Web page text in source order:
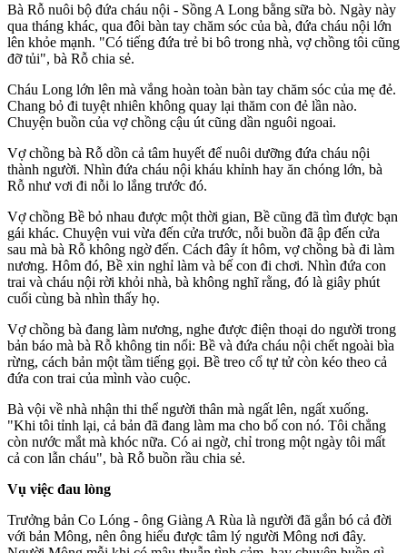
Bà Rỗ nuôi bộ đứa cháu nội - Sồng A Long bằng sữa bò. Ngày này
qua tháng khác, qua đôi bàn tay chăm sóc của bà, đứa cháu nội lớn
lên khỏe mạnh. "Có tiếng đứa trẻ bi bô trong nhà, vợ chồng tôi cũng
đỡ tủi", bà Rỗ chia sẻ.
Cháu Long lớn lên mà vắng hoàn toàn bàn tay chăm sóc của mẹ đẻ.
Chang bỏ đi tuyệt nhiên không quay lại thăm con đẻ lần nào.
Chuyện buồn của vợ chồng cậu út cũng dần nguôi ngoai.
Vợ chồng bà Rỗ dồn cả tâm huyết để nuôi dưỡng đứa cháu nội
thành người. Nhìn đứa cháu nội kháu khỉnh hay ăn chóng lớn, bà
Rỗ như vơi đi nỗi lo lắng trước đó.
Vợ chồng Bề bỏ nhau được một thời gian, Bề cũng đã tìm được bạn
gái khác. Chuyện vui vừa đến cửa trước, nỗi buồn đã ập đến cửa
sau mà bà Rỗ không ngờ đến. Cách đây ít hôm, vợ chồng bà đi làm
nương. Hôm đó, Bề xin nghỉ làm và bế con đi chơi. Nhìn đứa con
trai và cháu nội rời khỏi nhà, bà không nghĩ rằng, đó là giây phút
cuối cùng bà nhìn thấy họ.
Vợ chồng bà đang làm nương, nghe được điện thoại do người trong
bản báo mà bà Rỗ không tin nổi: Bề và đứa cháu nội chết ngoài bìa
rừng, cách bản một tầm tiếng gọi. Bề tre‌o c‌ổ t‌ּự t‌ּử còn kéo theo cả
đứa con trai của mình vào cuộc.
Bà vội về nhà nhận th‌i th‌ể người thân mà ngất lên, ngất xuống.
"Khi tôi tỉnh lại, cả bản đã đang làm ma cho bố con nó. Tôi chẳng
còn nước mắt mà khóc nữa. Có ai ngờ, chỉ trong một ngày tôi mất
cả con lẫn cháu", bà Rỗ buồn rầu chia sẻ.
Vụ việc đau lòng
Trưởng bản Co Lóng - ông Giàng A Rùa là người đã gắn bó cả đời
với bản Mông, nên ông hiểu được tâm lý người Mông nơi đây.